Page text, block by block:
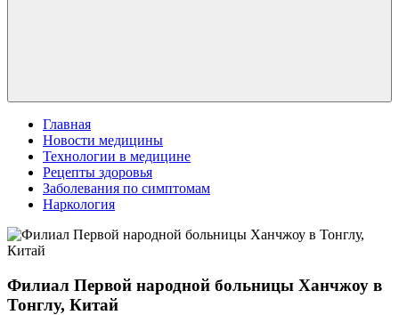
Главная
Новости медицины
Технологии в медицине
Рецепты здоровья
Заболевания по симптомам
Наркология
Филиал Первой народной больницы Ханчжоу в
Тонглу, Китай